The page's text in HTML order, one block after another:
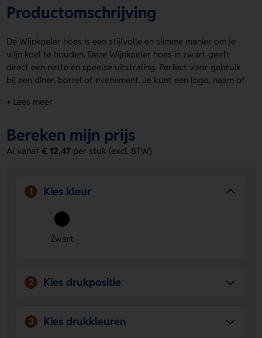
Productomschrijving
De Wijnkoeler hoes is een stijlvolle en slimme manier om je
wijn koel te houden. Deze Wijnkoeler hoes in zwart geeft
direct een nette en speelse uitstraling. Perfect voor gebruik
bij een diner, borrel of evenement. Je kunt een logo, naam of
of Voorzijde. Zo maak je de hoes helemaal van jou. Bestel of
Voordelen van de Wijnkoeler hoes
Ruimte voor personalisatie
eigen ontwerp plaatsen op article front, Achterzijde of
Voorzijde.
Stijlvolle zwarte uitstraling
tafel, borrel of zakelijk moment.
+ Lees meer
Bereken mijn prijs
Al vanaf€ 12,47 per stuk (excl. BTW)
1 Kies kleur
Zwart
2 Kies drukpositie
3 Kies drukkleuren